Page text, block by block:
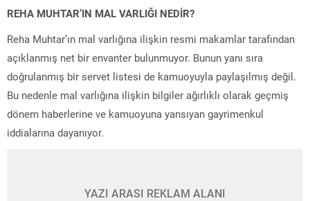
REHA MUHTAR’IN MAL VARLIĞI NEDİR?
Reha Muhtar’ın mal varlığına ilişkin resmi makamlar tarafından
açıklanmış net bir envanter bulunmuyor. Bunun yanı sıra
doğrulanmış bir servet listesi de kamuoyuyla paylaşılmış değil.
Bu nedenle mal varlığına ilişkin bilgiler ağırlıklı olarak geçmiş
dönem haberlerine ve kamuoyuna yansıyan gayrimenkul
iddialarına dayanıyor.
YAZI ARASI REKLAM ALANI